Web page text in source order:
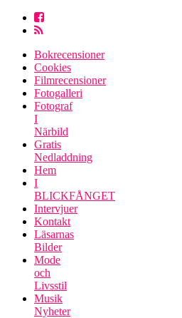
Bokrecensioner
Cookies
Filmrecensioner
Fotogalleri
Fotograf
I
Närbild
Gratis
Nedladdning
Hem
I
BLICKFÅNGET
Intervjuer
Kontakt
Läsarnas
Bilder
Mode
och
Livsstil
Musik
Nyheter